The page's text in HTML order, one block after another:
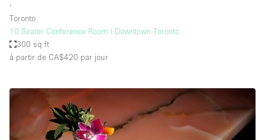
∙
Toronto
10 Seater Conference Room l Downtown Toronto
300 sq ft
à partir de CA$420 par jour